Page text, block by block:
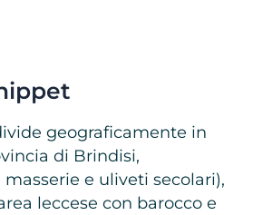
geograficamente in
di Brindisi,
e uliveti secolari),
leccese con barocco e